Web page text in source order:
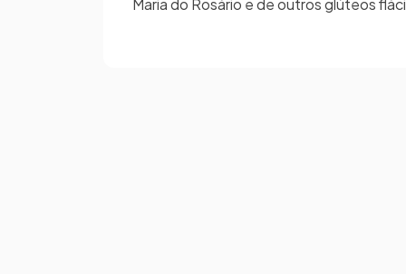
Maria do Rosário e de outros glúteos